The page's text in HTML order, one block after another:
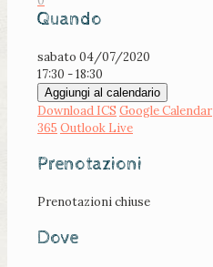
Quando
sabato 04/07/2020
17:30 - 18:30
Aggiungi al calendario
Download ICS Google Calendar
365 Outlook Live
Prenotazioni
Prenotazioni chiuse
Dove